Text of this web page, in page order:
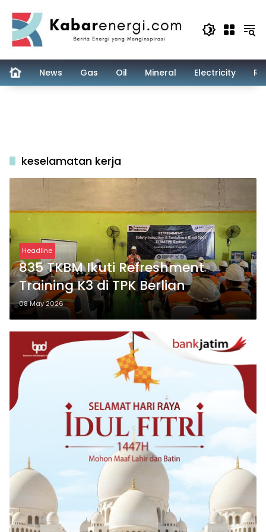
content
News Gas Oil Mineral Electricity
keselamatan kerja
Headline
835 TKBM Ikuti Refreshment
Training K3 di TPK Berlian
08 May 2026